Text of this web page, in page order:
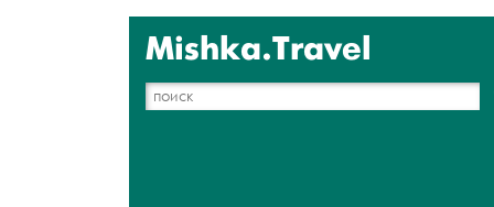
Mishka.Travel